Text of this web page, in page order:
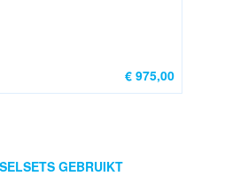
€ 975,00
GEBRUIKT